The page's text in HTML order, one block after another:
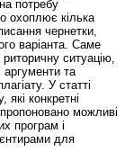
потребу
охоплює кілька
чернетки,
варіанта. Саме
ситуацію,
аргументи та
У статті
конкретні
можливі
програм і
для